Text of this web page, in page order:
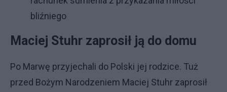
bliźniego
Maciej Stuhr zaprosił ją do domu
Po Marwę przyjechali do Polski jej rodzice. Tuż
przed Bożym Narodzeniem Maciej Stuhr zaprosił